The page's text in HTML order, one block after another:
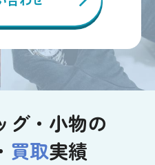
グ・小物の
買取実績